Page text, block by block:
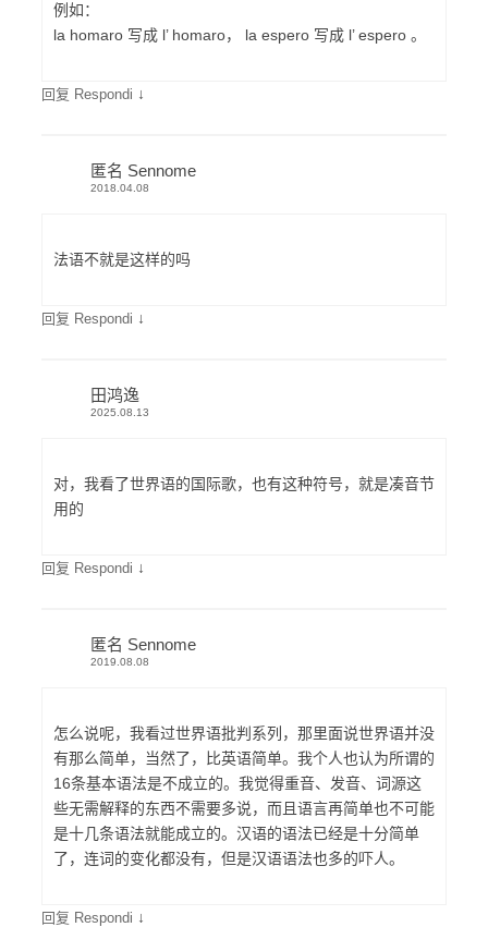
例如：
la homaro 写成 l’ homaro， la espero 写成 l’ espero 。
回复 Respondi ↓
匿名 Sennome
2018.04.08
法语不就是这样的吗
回复 Respondi ↓
田鸿逸
2025.08.13
对，我看了世界语的国际歌，也有这种符号，就是凑音节
用的
回复 Respondi ↓
匿名 Sennome
2019.08.08
怎么说呢，我看过世界语批判系列，那里面说世界语并没
有那么简单，当然了，比英语简单。我个人也认为所谓的
16条基本语法是不成立的。我觉得重音、发音、词源这
些无需解释的东西不需要多说，而且语言再简单也不可能
是十几条语法就能成立的。汉语的语法已经是十分简单
了，连词的变化都没有，但是汉语语法也多的吓人。
回复 Respondi ↓